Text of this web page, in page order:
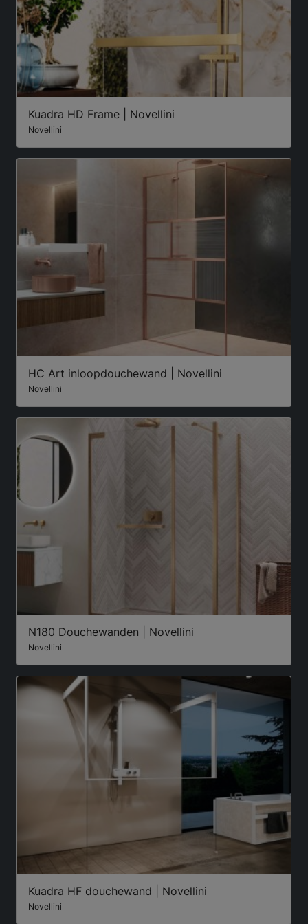
Kuadra HD Frame | Novellini
Novellini
HC Art inloopdouchewand | Novellini
Novellini
N180 Douchewanden | Novellini
Novellini
Kuadra HF douchewand | Novellini
Novellini